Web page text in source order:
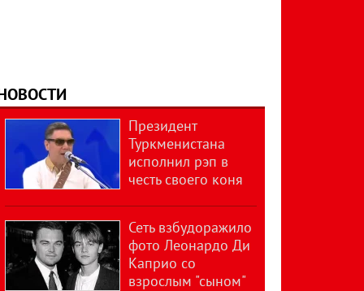
Президент
Туркменистана
исполнил рэп в
честь своего коня
Сеть взбудоражило
фото Леонардо Ди
Каприо со
взрослым "сыном"